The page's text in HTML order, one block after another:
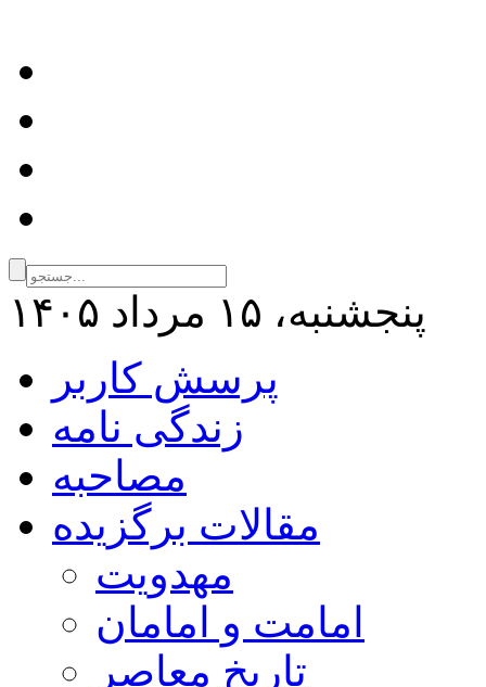
پنجشنبه، ۱۵ مرداد ۱۴۰۵
پرسش کاربر
زندگی نامه
مصاحبه
مقالات برگزیده
مهدویت
امامت و امامان
تاریخ معاصر